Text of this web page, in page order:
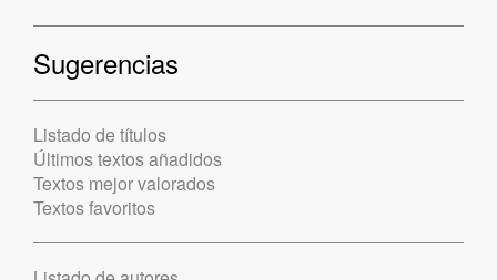
Sugerencias
Listado de títulos
Últimos textos añadidos
Textos mejor valorados
Textos favoritos